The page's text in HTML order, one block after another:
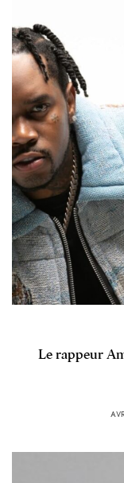
Le rappeur